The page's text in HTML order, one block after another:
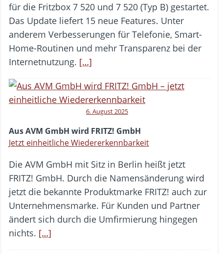
für die Fritzbox 7 520 und 7 520 (Typ B) gestartet.
Das Update liefert 15 neue Features. Unter
anderem Verbesserungen für Telefonie, Smart-
Home-Routinen und mehr Transparenz bei der
Internetnutzung. […]
6. August 2025
Aus AVM GmbH wird FRITZ! GmbH
Jetzt einheitliche Wiedererkennbarkeit
Die AVM GmbH mit Sitz in Berlin heißt jetzt
FRITZ! GmbH. Durch die Namensänderung wird
jetzt die bekannte Produktmarke FRITZ! auch zur
Unternehmensmarke. Für Kunden und Partner
ändert sich durch die Umfirmierung hingegen
nichts. […]